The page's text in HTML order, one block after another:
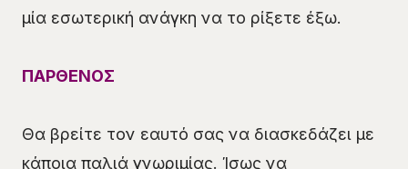
μία εσωτερική ανάγκη να το ρίξετε έξω.
ΠΑΡΘΕΝΟΣ
Θα βρείτε τον εαυτό σας να διασκεδάζει με
κάποια παλιά γνωριμίας. Ίσως να